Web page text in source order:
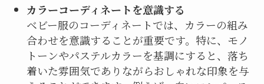
カラーコーディネートを意識する
ベビー服のコーディネートでは、カラーの組み
合わせを意識することが重要です。特に、モノ
トーンやパステルカラーを基調にすると、落ち
着いた雰囲気でありながらおしゃれな印象を与